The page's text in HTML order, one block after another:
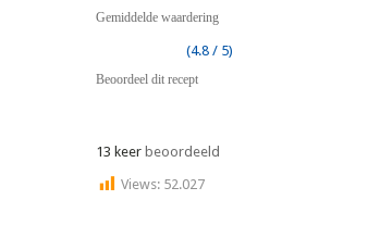
Gemiddelde waardering
(4.8 / 5)
Beoordeel dit recept
13 keer beoordeeld
Views: 52.027